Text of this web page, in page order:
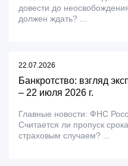
довести до
должен ждать? ...
22.07.2026
Банкротство: взгляд
– 22 июля 2026 г.
Главные новости: ФНС
Считается ли пропуск
страховым случаем? ...